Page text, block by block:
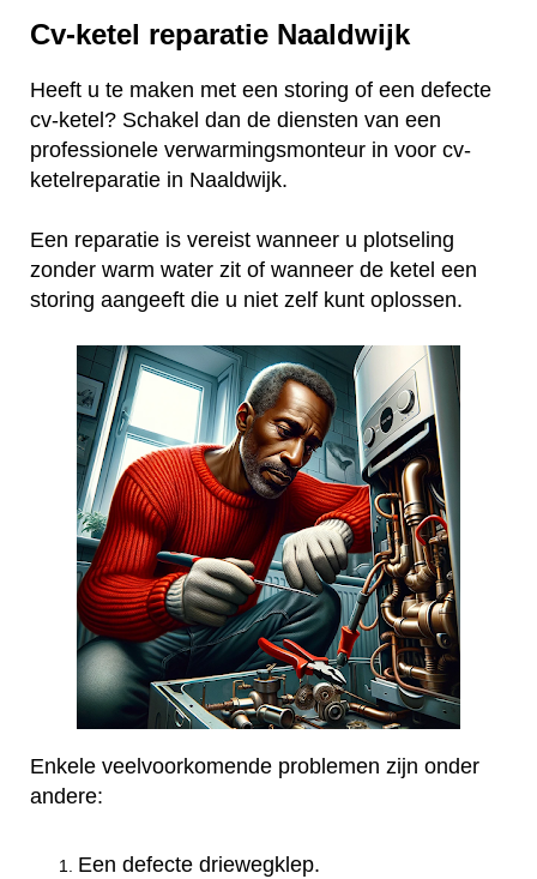
Cv-ketel reparatie Naaldwijk
Heeft u te maken met een storing of een defecte
cv-ketel? Schakel dan de diensten van een
professionele verwarmingsmonteur in voor cv-
ketelreparatie in Naaldwijk.
Een reparatie is vereist wanneer u plotseling
zonder warm water zit of wanneer de ketel een
storing aangeeft die u niet zelf kunt oplossen.
Enkele veelvoorkomende problemen zijn onder
andere:
Een defecte driewegklep.